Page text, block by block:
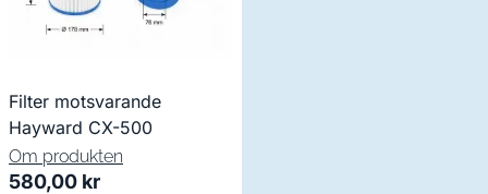
Filter motsvarande
Hayward CX-500
Om produkten
580,00 kr